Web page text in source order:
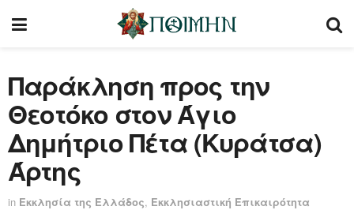
Παράκληση προς την
Θεοτόκο στον Άγιο
Δημήτριο Πέτα (Κυράτσα)
Άρτης
in Εκκλησία της Ελλάδος, Εκκλησιαστική Επικαιρότητα